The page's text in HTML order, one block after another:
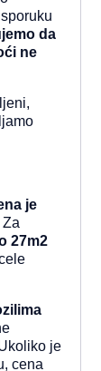
da
ne
je
27m2
je
cena